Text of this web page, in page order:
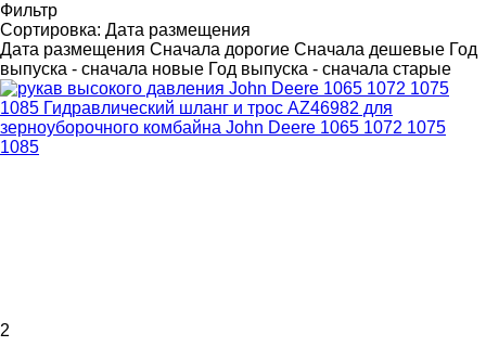
Фильтр
Сортировка: Дата размещения
Дата размещения Сначала дорогие Сначала дешевые Год
выпуска - сначала новые Год выпуска - сначала старые
2